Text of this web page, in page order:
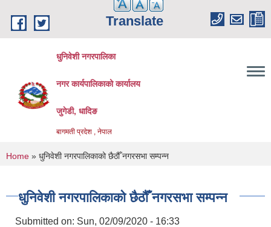
Translate
धुनिवेशी नगरपालिका
नगर कार्यपालिकाको कार्यालय
जुगेडी, धादिङ
बागमती प्रदेश , नेपाल
You are here
Home » धुनिवेशी नगरपालिकाको छैठौँ नगरसभा सम्पन्न
धुनिवेशी नगरपालिकाको छैठौँ नगरसभा सम्पन्न
Submitted on: Sun, 02/09/2020 - 16:33